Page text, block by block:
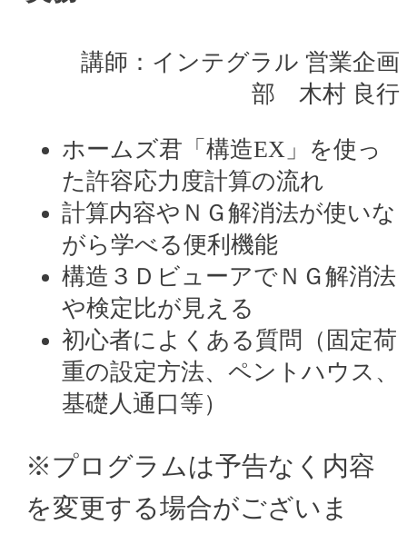
講師：インテグラル 営業企画
部 木村 良行
ホームズ君「構造EX」を使っ
た許容応力度計算の流れ
計算内容やＮＧ解消法が使いな
がら学べる便利機能
構造３ＤビューアでＮＧ解消法
や検定比が見える
初心者によくある質問（固定荷
重の設定方法、ペントハウス、
基礎人通口等）
※プログラムは予告なく内容
を変更する場合がございま